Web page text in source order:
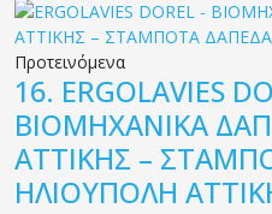
Προτεινόμενα
16. ERGOLAVIES
ΒΙΟΜΗΧΑΝΙΚΑ
ΑΤΤΙΚΗΣ –
ΗΛΙΟΥΠΟΛΗ